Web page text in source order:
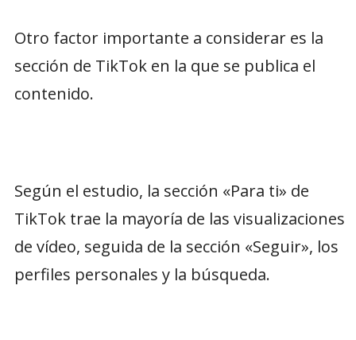
Otro factor importante a considerar es la
sección de TikTok en la que se publica el
contenido.
Según el estudio, la sección «Para ti» de
TikTok trae la mayoría de las visualizaciones
de vídeo, seguida de la sección «Seguir», los
perfiles personales y la búsqueda.